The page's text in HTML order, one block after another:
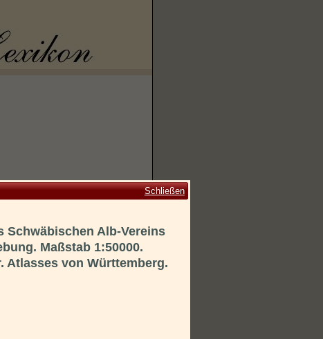
Schließen
Schwäbischen Alb-Vereins
Maßstab 1:50000.
Atlasses von Württemberg.